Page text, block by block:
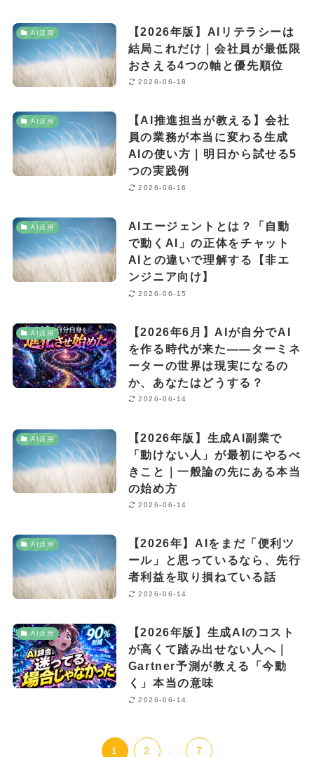
AI活用
【2026年版】AIリテラシーは
結局これだけ｜会社員が最低限
おさえる4つの軸と優先順位
2026-06-18
AI活用
【AI推進担当が教える】会社
員の業務が本当に変わる生成
AIの使い方｜明日から試せる5
つの実践例
2026-06-16
AI活用
AIエージェントとは？「自動
で動くAI」の正体をチャット
AIとの違いで理解する【非エ
ンジニア向け】
2026-06-15
AI活用
【2026年6月】AIが自分でAI
を作る時代が来た——ターミネ
ーターの世界は現実になるの
か、あなたはどうする？
2026-06-14
AI活用
【2026年版】生成AI副業で
「動けない人」が最初にやるべ
きこと｜一般論の先にある本当
の始め方
2026-06-14
AI活用
【2026年】AIをまだ「便利ツ
ール」と思っているなら、先行
者利益を取り損ねている話
2026-06-14
AI活用
【2026年版】生成AIのコスト
が高くて踏み出せない人へ｜
Gartner予測が教える「今動
く」本当の意味
2026-06-14
1 2 7